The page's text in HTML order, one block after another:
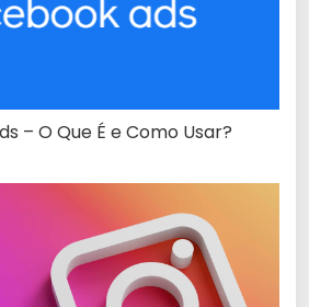
– O Que É e Como Usar?